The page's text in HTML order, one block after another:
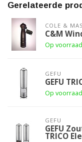
Gerelateerde
COLE &
C&M
Op voorraad
GEFU
GEFU
Op voorraad
GEFU
GEFU
TRICO